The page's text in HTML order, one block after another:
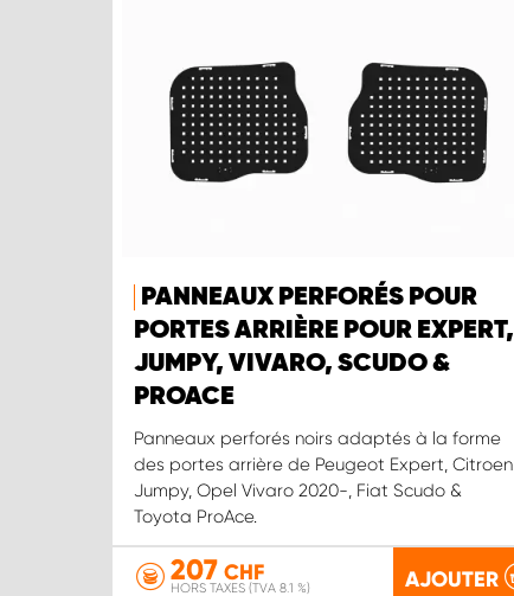
PANNEAUX PERFORÉS POUR
PORTES ARRIÈRE POUR EXPERT,
JUMPY, VIVARO, SCUDO &
PROACE
Panneaux perforés noirs adaptés à la forme
des portes arrière de Peugeot Expert, Citroen
Jumpy, Opel Vivaro 2020-, Fiat Scudo &
Toyota ProAce.
207 CHF
HORS TAXES (TVA 8.1 %) AJOUTER